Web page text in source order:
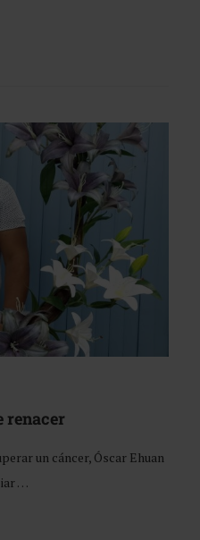
renacer
un cáncer, Óscar Ehuan
…